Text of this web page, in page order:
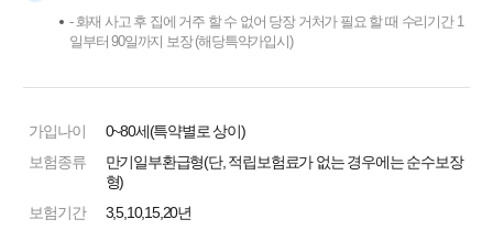
- 화재 사고 후 집에 거주 할 수 없어 당장 거처가 필요 할 때 수리기간 1
일부터 90일까지 보장 (해당특약가입시)
가입나이
0~80세(특약별로 상이)
보험종류
만기일부환급형(단, 적립보험료가 없는 경우에는 순수보장
형)
보험기간
3,5,10,15,20년